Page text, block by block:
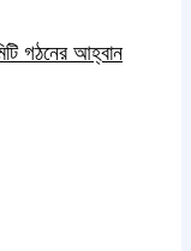
গঠনের আহ্বান